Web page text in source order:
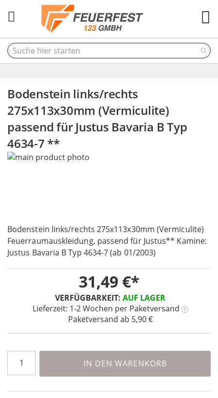
Bodenstein links/rechts
275x113x30mm (Vermiculite)
passend für Justus Bavaria B Typ
4634-7 **
Bodenstein links/rechts 275x113x30mm (Vermiculite)
Feuerraumauskleidung, passend für Justus** Kamine:
Justus Bavaria B Typ 4634-7 (ab 01/2003)
VERFÜGBARKEIT: AUF LAGER
Lieferzeit: 1-2 Wochen per Paketversand ?
Paketversand ab 5,90 €
31,49 €
IN DEN WARENKORB
Skip
gallery
to
the
beginning
the